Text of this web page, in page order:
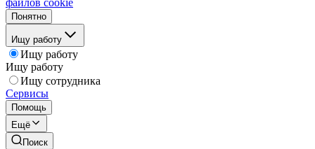
файлов cookie
Понятно
Ищу работу
Ищу работу
Ищу работу
Ищу сотрудника
Сервисы
Помощь
Ещё
Поиск